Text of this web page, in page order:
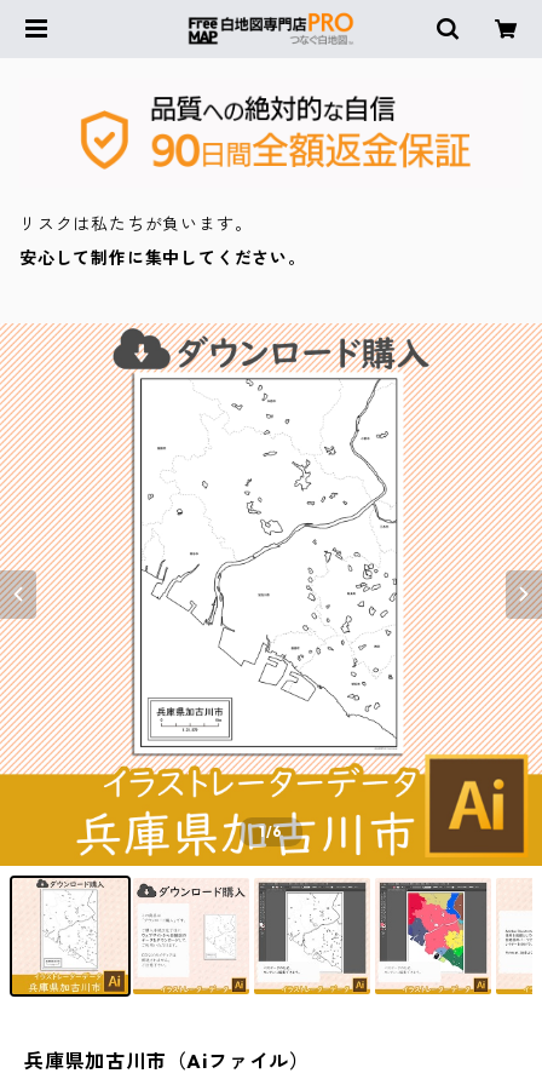
リスクは私たちが負います。
安心して制作に集中してください。
1/6
兵庫県加古川市（Aiファイル）